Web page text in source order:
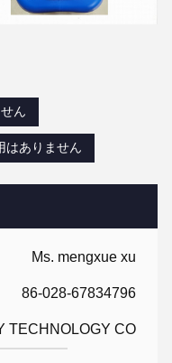
Ms. mengxue xu
86-028-67834796
TECHNOLOGY CO
ん
はありません